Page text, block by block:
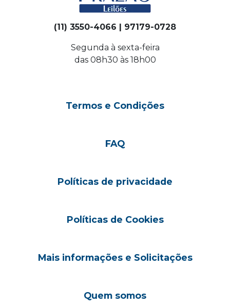
(11) 3550-4066 | 97179-0728
Segunda à sexta-feira
das 08h30 às 18h00
Termos e Condições
FAQ
Políticas de privacidade
Políticas de Cookies
Mais informações e Solicitações
Quem somos